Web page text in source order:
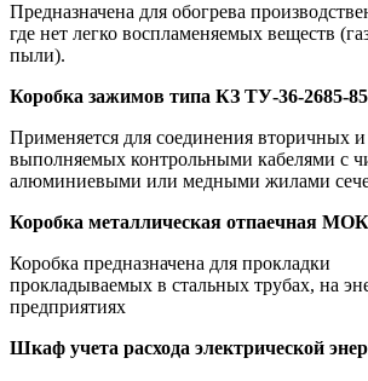
Предназначена для обогрева
где нет легко воспламеняемых веществ
пыли).
Коробка зажимов типа КЗ ТУ-36-2685-85
Применяется для соединения вторичных
выполняемых контрольными кабелями с
алюминиевыми или медными жилами
Коробка металлическая отпаечная
Коробка предназначена для прокладки
прокладываемых в стальных трубах, на
предприятиях
Шкаф учета расхода электрической